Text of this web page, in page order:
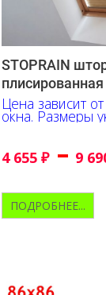
STOPRAIN
плисированная
Цена зависит
окна. Размеры
4 655 ₽ – 9
ПОДРОБНЕЕ...